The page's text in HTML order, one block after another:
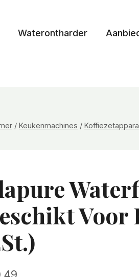
Waterontharder
/ Keukenmachines /
Voor